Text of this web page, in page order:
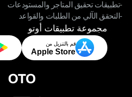
- توجيه الأوامر الذكي
-تطبيقات تحقيق المتاجر والمستودعات
-تطبيقات تحقيق المتاجر والمستودعات
-التحقق الآلي من الطلبات والقواعد
-التحقق الآلي من الطلبات والقواعد
مجموعة تطبيقات أوتو
قم بالتنزيل من
Apple Store